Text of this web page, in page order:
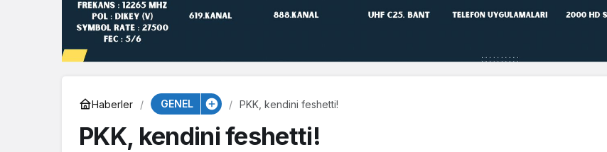
Haberler GENEL PKK, kendini feshetti!
PKK, kendini feshetti!